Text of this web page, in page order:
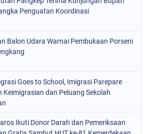
Penguatan Koordinasi
Balon Udara Warnai Pembukaan Porseni
Goes to School, Imigrasi Parepare
Keimigrasian dan Peluang Sekolah
Ikuti Donor Darah dan Pemeriksaan